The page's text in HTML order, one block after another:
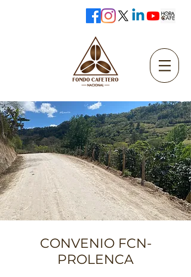
CONVENIO FCN-
PROLENCA